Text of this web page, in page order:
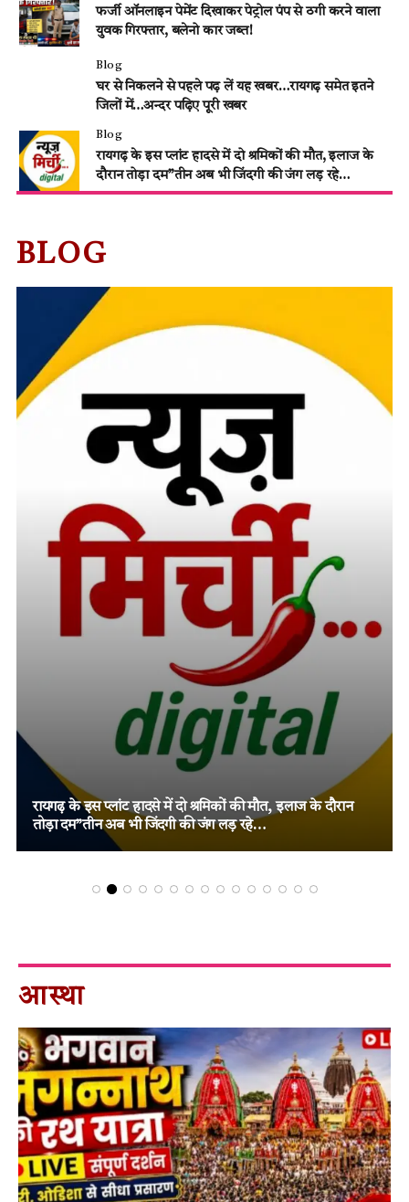
फर्जी ऑनलाइन पेमेंट दिखाकर पेट्रोल पंप से ठगी करने वाला
युवक गिरफ्तार, बलेनो कार जब्त!
Blog
घर से निकलने से पहले पढ़ लें यह खबर…रायगढ़ समेत इतने
जिलों में…अन्दर पढ़िए पूरी खबर
Blog
रायगढ़ के इस प्लांट हादसे में दो श्रमिकों की मौत, इलाज के
दौरान तोड़ा दम”तीन अब भी जिंदगी की जंग लड़ रहे…
BLOG
तमनार के चर्चित दोहरे हत्याकांड में चार आरोपियों को दो-दो आजीवन
कारावास, मजबूत विवेचना और पुख्ता साक्ष्यों पर न्यायालय का बड़ा
फैसला!
आस्था